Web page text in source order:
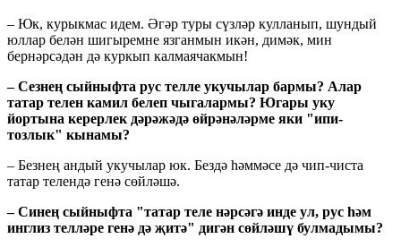
– Юк, курыкмас идем. Әгәр туры сүзләр кулланып, шундый
юллар белән шигыремне язганмын икән, димәк, мин
бернәрсәдән дә куркып калмаячакмын!
– Сезнең сыйныфта рус телле укучылар бармы? Алар
татар телен камил белеп чыгалармы? Югары уку
йортына керерлек дəрəжəдə өйрəнəлəрме яки "ипи-
тозлык" кынамы?
– Безнең андый укучылар юк. Бездә һәммәсе дә чип-чиста
татар телендә генә сөйләшә.
– Синең сыйныфта "татар теле нəрсəгə инде ул, рус һəм
инглиз теллəре генə дə җитə" дигəн сөйлəшү булмадымы?